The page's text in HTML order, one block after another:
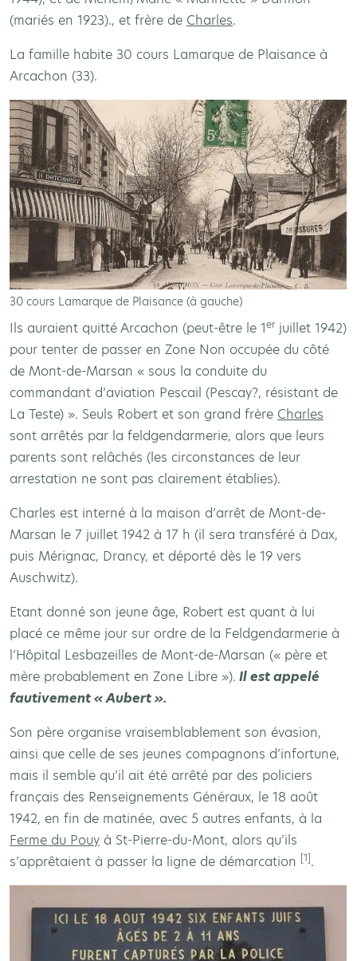
(mariés en 1923)., et frère de Charles.
La famille habite 30 cours Lamarque de Plaisance à
Arcachon (33).
30 cours Lamarque de Plaisance (à gauche)
Ils auraient quitté Arcachon (peut-être le 1er juillet 1942)
pour tenter de passer en Zone Non occupée du côté
de Mont-de-Marsan « sous la conduite du
commandant d’aviation Pescail (Pescay?, résistant de
La Teste) ». Seuls Robert et son grand frère Charles
sont arrêtés par la feldgendarmerie, alors que leurs
parents sont relâchés (les circonstances de leur
arrestation ne sont pas clairement établies).
Charles est interné à la maison d’arrêt de Mont-de-
Marsan le 7 juillet 1942 à 17 h (il sera transféré à Dax,
puis Mérignac, Drancy, et déporté dès le 19 vers
Auschwitz).
Etant donné son jeune âge, Robert est quant à lui
placé ce même jour sur ordre de la Feldgendarmerie à
l’Hôpital Lesbazeilles de Mont-de-Marsan (« père et
mère probablement en Zone Libre »). Il est appelé
fautivement « Aubert ».
Son père organise vraisemblablement son évasion,
ainsi que celle de ses jeunes compagnons d’infortune,
mais il semble qu’il ait été arrêté par des policiers
français des Renseignements Généraux, le 18 août
1942, en fin de matinée, avec 5 autres enfants, à la
Ferme du Pouy à St-Pierre-du-Mont, alors qu’ils
s’apprêtaient à passer la ligne de démarcation [1].